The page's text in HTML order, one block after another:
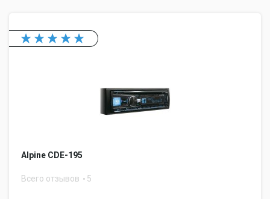
Alpine CDE-195
Всего отзывов 5